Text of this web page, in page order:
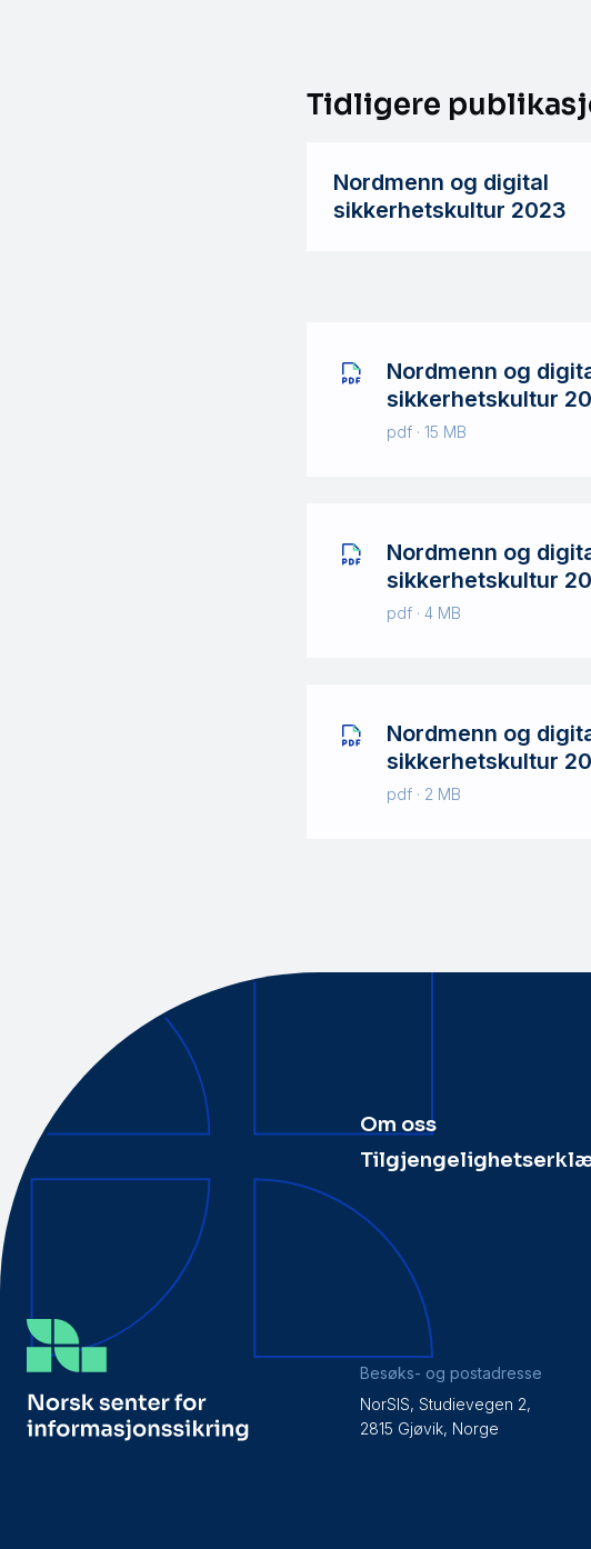
Tidligere
Nordmenn og digital
sikkerhetskultur 2023
Nordmenn og
sikkerhetskultur
pdf · 15 MB
Nordmenn og
sikkerhetskultur
pdf · 4 MB
Nordmenn og
sikkerhetskultur
pdf · 2 MB
Om oss
Besøks- og postadresse
NorSIS, Studievegen 2,
2815 Gjøvik, Norge